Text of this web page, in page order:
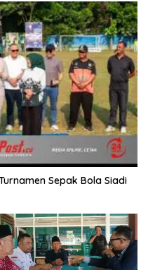
Sepak Bola Siadi